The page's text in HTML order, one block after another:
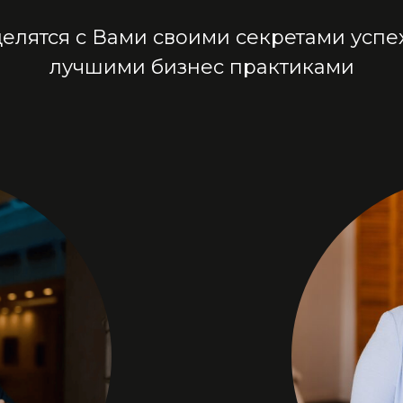
с Вами своими секретами
лучшими бизнес практиками